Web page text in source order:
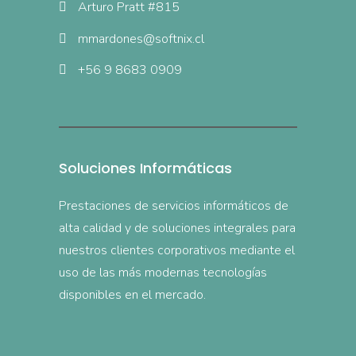
Arturo Pratt #815
mmardones@softnix.cl
+56 9 8683 0909
Soluciones Informáticas
Prestaciones de servicios informáticos de
alta calidad y de soluciones integrales para
nuestros clientes corporativos mediante el
uso de las más modernas tecnologías
disponibles en el mercado.